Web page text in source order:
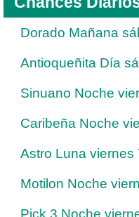
Dorado Mañana
Antioqueñita Día
Sinuano Noche
Caribeña Noche
Astro Luna viernes
Motilon Noche
Pick 3 Noche